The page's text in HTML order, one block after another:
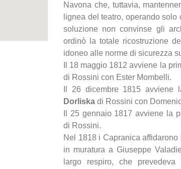
Navona che, tuttavia,
lignea del teatro, operando
soluzione non convinse gli
ordinò la totale ricostruzione
idoneo alle norme di sicurezza
Il 18 maggio 1812 avviene la
di Rossini con Ester Mombelli.
Il 26 dicembre 1815 avviene
Dorliska di Rossini con
Il 25 gennaio 1817 avviene la
di Rossini.
Nel 1818 i Capranica
in muratura a Giuseppe
largo respiro, che